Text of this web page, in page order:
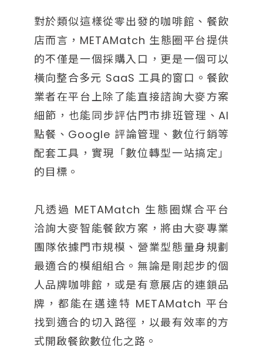
對於類似這樣從零出發的咖啡館、餐飲
店而言，METAMatch 生態圈平台提供
的不僅是一個採購入口，更是一個可以
橫向整合多元 SaaS 工具的窗口。餐飲
業者在平台上除了能直接諮詢大麥方案
細節，也能同步評估門市排班管理、AI
點餐、Google 評論管理、數位行銷等
配套工具，實現「數位轉型一站搞定」
的目標。
凡透過 METAMatch 生態圈媒合平台
洽詢大麥智能餐飲方案，將由大麥專業
團隊依據門市規模、營業型態量身規劃
最適合的模組組合。無論是剛起步的個
人品牌咖啡館，或是有意展店的連鎖品
牌，都能在邁達特 METAMatch 平台
找到適合的切入路徑，以最有效率的方
式開啟餐飲數位化之路。